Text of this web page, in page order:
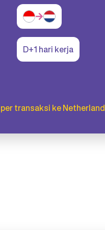
D+1 hari kerja
transaksi ke Netherland